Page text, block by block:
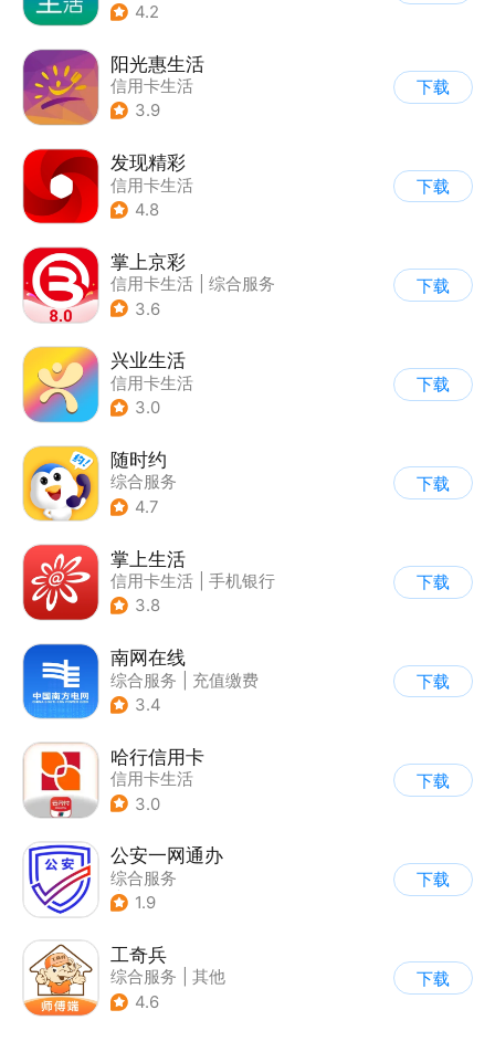
4.2
阳光惠生活
信用卡生活
3.9
下载
发现精彩
信用卡生活
4.8
下载
掌上京彩
信用卡生活
综合服务
3.6
下载
兴业生活
信用卡生活
3.0
下载
随时约
综合服务
4.7
下载
掌上生活
信用卡生活
手机银行
3.8
下载
南网在线
综合服务
充值缴费
3.4
下载
哈行信用卡
信用卡生活
3.0
下载
公安一网通办
综合服务
| 业务咨询办理
1.9
下载
工奇兵
综合服务
其他
4.6
下载